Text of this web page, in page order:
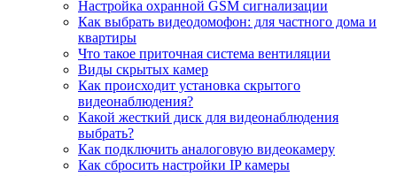
Настройка охранной GSM сигнализации
Как выбрать видеодомофон: для частного дома и
квартиры
Что такое приточная система вентиляции
Виды скрытых камер
Как происходит установка скрытого
видеонаблюдения?
Какой жесткий диск для видеонаблюдения
выбрать?
Как подключить аналоговую видеокамеру
Как сбросить настройки IP камеры